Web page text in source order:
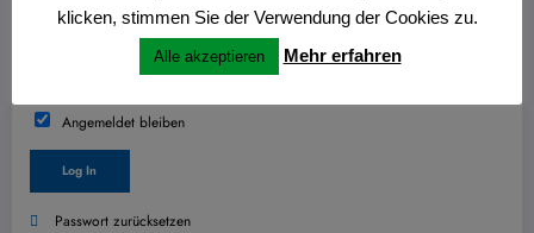
Passwort
Angemeldet bleiben
Passwort zurücksetzen
klicken, stimmen Sie der Verwendung der Cookies zu.
Alle akzeptieren Mehr erfahren